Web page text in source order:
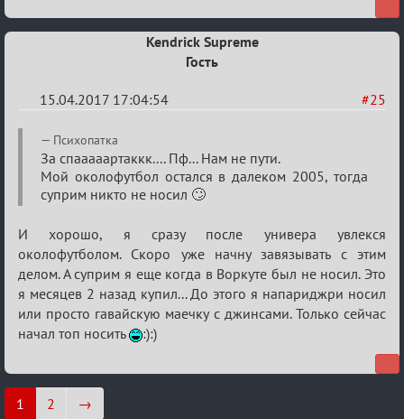
Kendrick Supreme
Гость
#25
15.04.2017 17:04:54
Re:
Околофутбольщики
есть?
Психопатка
За спааааартаккк.... Пф... Нам не пути.
Мой околофутбол остался в далеком 2005, тогда
суприм никто не носил 🙄
И хорошо, я сразу после универа увлекся
околофутболом. Скоро уже начну завязывать с этим
делом. А суприм я еще когда в Воркуте был не носил. Это
я месяцев 2 назад купил... До этого я напариджри носил
или просто гавайскую маечку с джинсами. Только сейчас
начал топ носить
:):)
1 2 →